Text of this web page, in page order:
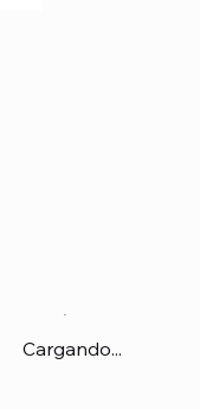
Cargando...